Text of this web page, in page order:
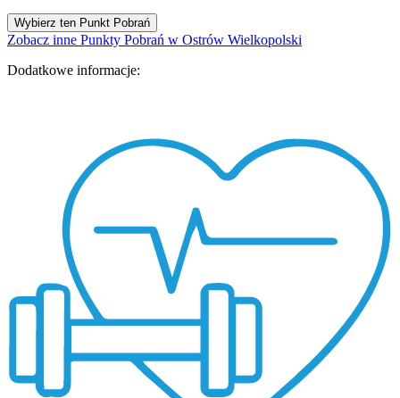
Wybierz ten Punkt Pobrań
Zobacz inne Punkty Pobrań w Ostrów Wielkopolski
Dodatkowe informacje: